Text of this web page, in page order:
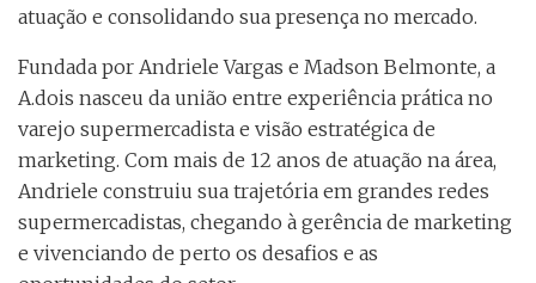
atuação e consolidando sua presença no mercado.
Fundada por Andriele Vargas e Madson Belmonte, a
A.dois nasceu da união entre experiência prática no
varejo supermercadista e visão estratégica de
marketing. Com mais de 12 anos de atuação na área,
Andriele construiu sua trajetória em grandes redes
supermercadistas, chegando à gerência de marketing
e vivenciando de perto os desafios e as